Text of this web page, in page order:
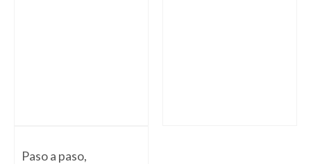
Paso a paso,